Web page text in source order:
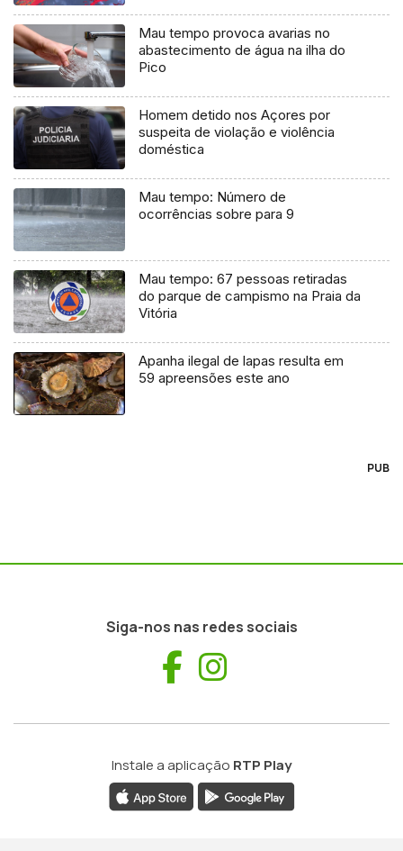
Mau tempo provoca avarias no
abastecimento de água na ilha do
Pico
Homem detido nos Açores por
suspeita de violação e violência
doméstica
Mau tempo: Número de
ocorrências sobre para 9
Mau tempo: 67 pessoas retiradas
do parque de campismo na Praia da
Vitória
Apanha ilegal de lapas resulta em
59 apreensões este ano
PUB
Siga-nos nas redes sociais
Facebook
Instale a aplicação RTP Play